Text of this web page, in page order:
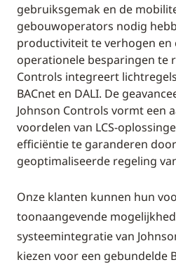
gebruiksgemak en de
gebouwoperators nodig
productiviteit te verhogen en
operationele besparingen te
Controls integreert
BACnet en DALI. De
Johnson Controls vormt een
voordelen van LCS-
efficiëntie te garanderen
geoptimaliseerde regeling
Onze klanten kunnen hun
toonaangevende
systeemintegratie van
kiezen voor een gebundelde